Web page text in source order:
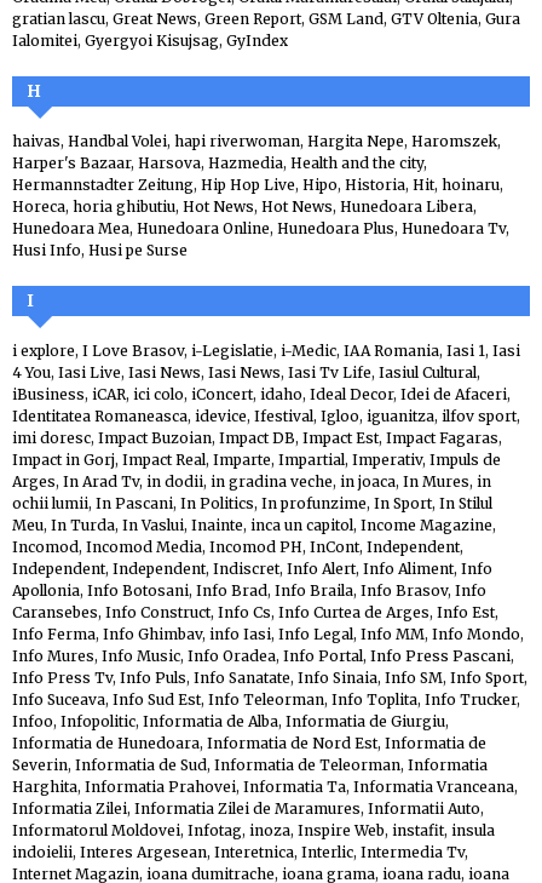
gratian lascu, Great News, Green Report, GSM Land, GTV Oltenia, Gura
Ialomitei, Gyergyoi Kisujsag, GyIndex
H
haivas, Handbal Volei, hapi riverwoman, Hargita Nepe, Haromszek,
Harper's Bazaar, Harsova, Hazmedia, Health and the city,
Hermannstadter Zeitung, Hip Hop Live, Hipo, Historia, Hit, hoinaru,
Horeca, horia ghibutiu, Hot News, Hot News, Hunedoara Libera,
Hunedoara Mea, Hunedoara Online, Hunedoara Plus, Hunedoara Tv,
Husi Info, Husi pe Surse
I
i explore, I Love Brasov, i-Legislatie, i-Medic, IAA Romania, Iasi 1, Iasi
4 You, Iasi Live, Iasi News, Iasi News, Iasi Tv Life, Iasiul Cultural,
iBusiness, iCAR, ici colo, iConcert, idaho, Ideal Decor, Idei de Afaceri,
Identitatea Romaneasca, idevice, Ifestival, Igloo, iguanitza, ilfov sport,
imi doresc, Impact Buzoian, Impact DB, Impact Est, Impact Fagaras,
Impact in Gorj, Impact Real, Imparte, Impartial, Imperativ, Impuls de
Arges, In Arad Tv, in dodii, in gradina veche, in joaca, In Mures, in
ochii lumii, In Pascani, In Politics, In profunzime, In Sport, In Stilul
Meu, In Turda, In Vaslui, Inainte, inca un capitol, Income Magazine,
Incomod, Incomod Media, Incomod PH, InCont, Independent,
Independent, Independent, Indiscret, Info Alert, Info Aliment, Info
Apollonia, Info Botosani, Info Brad, Info Braila, Info Brasov, Info
Caransebes, Info Construct, Info Cs, Info Curtea de Arges, Info Est,
Info Ferma, Info Ghimbav, info Iasi, Info Legal, Info MM, Info Mondo,
Info Mures, Info Music, Info Oradea, Info Portal, Info Press Pascani,
Info Press Tv, Info Puls, Info Sanatate, Info Sinaia, Info SM, Info Sport,
Info Suceava, Info Sud Est, Info Teleorman, Info Toplita, Info Trucker,
Infoo, Infopolitic, Informatia de Alba, Informatia de Giurgiu,
Informatia de Hunedoara, Informatia de Nord Est, Informatia de
Severin, Informatia de Sud, Informatia de Teleorman, Informatia
Harghita, Informatia Prahovei, Informatia Ta, Informatia Vranceana,
Informatia Zilei, Informatia Zilei de Maramures, Informatii Auto,
Informatorul Moldovei, Infotag, inoza, Inspire Web, instafit, insula
indoielii, Interes Argesean, Interetnica, Interlic, Intermedia Tv,
Internet Magazin, ioana dumitrache, ioana grama, ioana radu, ioana